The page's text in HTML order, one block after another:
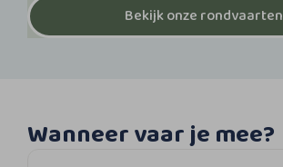
Bekijk onze rondvaarten
Wanneer vaar je mee?